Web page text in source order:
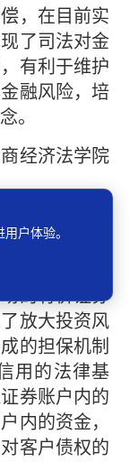
，在目前实
了司法对金
有利于维护
融风险，培
。
经济法学院
券公司向
者出借上市
营活动。融
的有价证券
放大投资风
的担保机制
用的法律基
券账户内的
内的资金，
客户债权的
户体验。